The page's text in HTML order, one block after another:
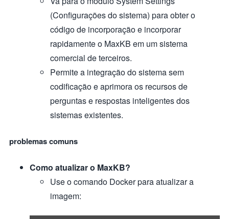
(Configurações do sistema) para obter o
código de incorporação e incorporar
rapidamente o MaxKB em um sistema
comercial de terceiros.
Permite a integração do sistema sem
codificação e aprimora os recursos de
perguntas e respostas inteligentes dos
sistemas existentes.
problemas comuns
Como atualizar o MaxKB?
Use o comando Docker para atualizar a
imagem: